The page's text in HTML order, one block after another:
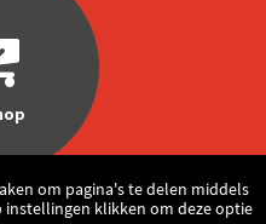
om pagina's te delen middels
instellingen klikken om deze optie